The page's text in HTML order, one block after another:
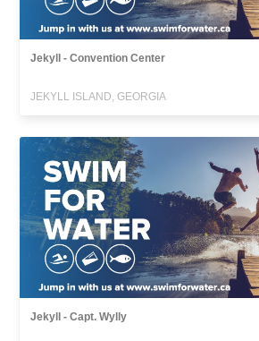
Jekyll - Convention Center
JEKYLL ISLAND, GEORGIA
Jekyll - Capt. Wylly